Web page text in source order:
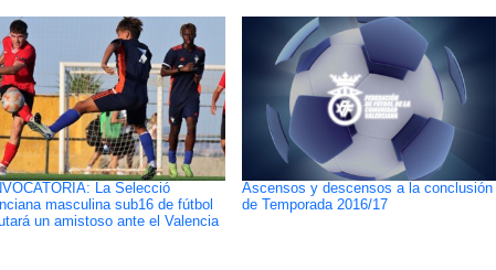
La Selecció
masculina sub16 de fútbol
un amistoso ante el Valencia
Ascensos y descensos a la conclusión
de Temporada 2016/17